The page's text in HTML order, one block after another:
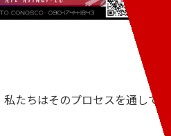
たちはそのプロセスを通して